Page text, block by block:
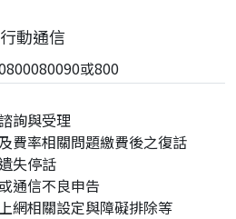
行動通信
或800
詢與受理
費率相關問題繳費後之復話
失停話
通信不良申告
網相關設定與障礙排除等